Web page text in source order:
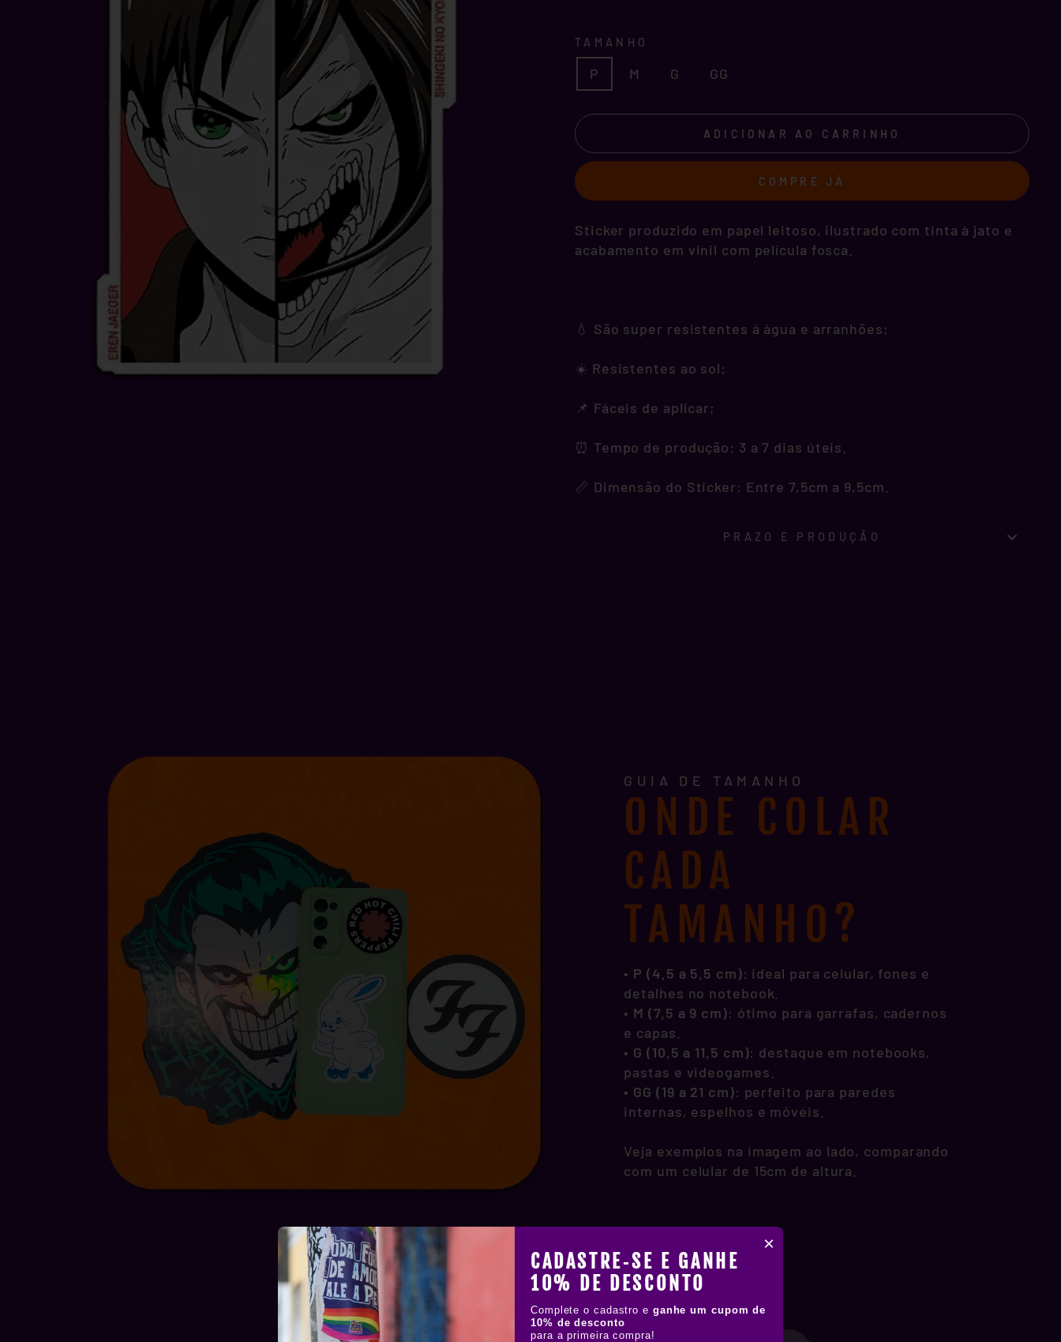
×
CADASTRE‑SE E GANHE
10% DE DESCONTO
Complete o cadastro e ganhe um cupom de
10% de desconto
para a primeira compra!
TAMANHO
P M G GG
ADICIONAR AO CARRINHO
COMPRE JÁ
Sticker produzido em papel leitoso, ilustrado com tinta à jato e
acabamento em vinil com película fosca.
💧 São super resistentes à água e arranhões;
☀️ Resistentes ao sol;
📌 Fáceis de aplicar;
⏰ Tempo de produção: 3 a 7 dias úteis.
📏 Dimensão do Sticker: Entre 7,5cm a 9,5cm.
PRAZO E PRODUÇÃO
GUIA DE TAMANHO
ONDE COLAR
CADA
TAMANHO?
• P (4,5 a 5,5 cm): ideal para celular, fones e
detalhes no notebook.
• M (7,5 a 9 cm): ótimo para garrafas, cadernos
e capas.
• G (10,5 a 11,5 cm): destaque em notebooks,
pastas e videogames.
• GG (19 a 21 cm): perfeito para paredes
internas, espelhos e móveis.
Veja exemplos na imagem ao lado, comparando
com um celular de 15cm de altura.